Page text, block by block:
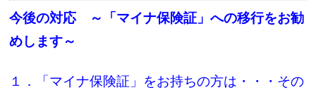
今後の対応 ～「マイナ保険証」への移行をお勧
めします～
１．「マイナ保険証」をお持ちの方は・・・その